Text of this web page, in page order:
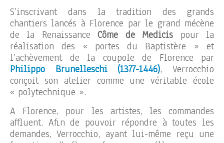
S’inscrivant dans la tradition des grands
chantiers lancés à Florence par le grand mécène
de la RenaissanceCôme de Medicis pour la
réalisation des « portes du Baptistère » et
l’achèvement de la coupole de Florence par
Philippo Brunelleschi (1377-1446), Verrocchio
conçoit son atelier comme une véritable école
« polytechnique ».
A Florence, pour les artistes, les commandes
affluent. Afin de pouvoir répondre à toutes les
demandes, Verrocchio, ayant lui-même reçu une